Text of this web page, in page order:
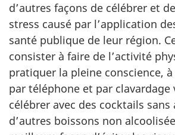
d’autres façons de célébrer et
stress causé par l’application
santé publique de leur région.
consister à faire de l’activité
pratiquer la pleine conscience,
par téléphone et par clavardage
célébrer avec des cocktails sans
d’autres boissons non